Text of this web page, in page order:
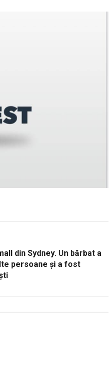
din Sydney. Un bărbat a
persoane și a fost